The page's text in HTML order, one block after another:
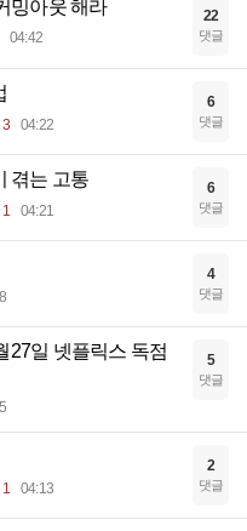
밍아웃 해라
04:42
22
댓글
3 04:22
6
댓글
겪는 고통
1 04:21
6
댓글
4
댓글
27일 넷플릭스 독점
5
댓글
1 04:13
2
댓글